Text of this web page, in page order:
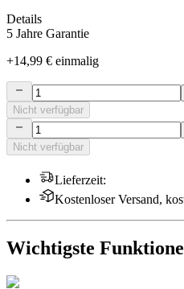
Details
5 Jahre Garantie
+14,99 € einmalig
Nicht verfügbar
Nicht verfügbar
Lieferzeit:
Kostenloser Versand,
Wichtigste